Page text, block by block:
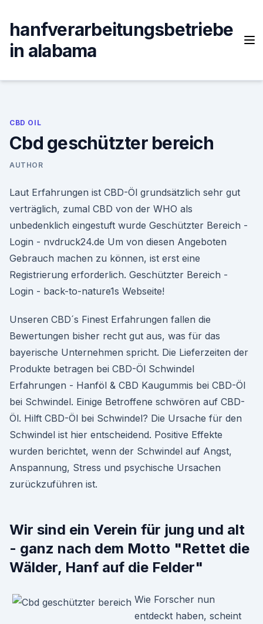
content
hanfverarbeitungsbetriebe
in alabama
CBD OIL
Cbd geschützter bereich
AUTHOR
Laut Erfahrungen ist CBD-Öl grundsätzlich sehr gut
verträglich, zumal CBD von der WHO als
unbedenklich eingestuft wurde Geschützter Bereich -
Login - nvdruck24.de Um von diesen Angeboten
Gebrauch machen zu können, ist erst eine
Registrierung erforderlich. Geschützter Bereich -
Login - back-to-nature1s Webseite!
Unseren CBD´s Finest Erfahrungen fallen die
Bewertungen bisher recht gut aus, was für das
bayerische Unternehmen spricht. Die Lieferzeiten der
Produkte betragen bei CBD-Öl Schwindel
Erfahrungen - Hanföl & CBD Kaugummis bei CBD-Öl
bei Schwindel. Einige Betroffene schwören auf CBD-
Öl. Hilft CBD-Öl bei Schwindel? Die Ursache für den
Schwindel ist hier entscheidend. Positive Effekte
wurden berichtet, wenn der Schwindel auf Angst,
Anspannung, Stress und psychische Ursachen
zurückzuführen ist.
Wir sind ein Verein für jung und alt
- ganz nach dem Motto "Rettet die
Wälder, Hanf auf die Felder"
Wie Forscher nun
entdeckt haben, scheint